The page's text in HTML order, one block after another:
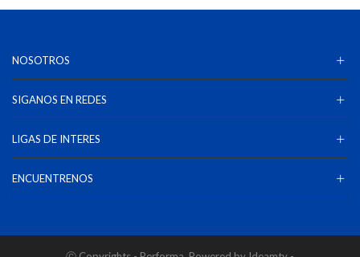
NOSOTROS
SIGANOS EN REDES
LIGAS DE INTERES
ENCUENTRENOS